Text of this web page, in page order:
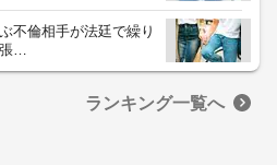
不倫相手が法廷で繰り
張…
ランキング一覧へ